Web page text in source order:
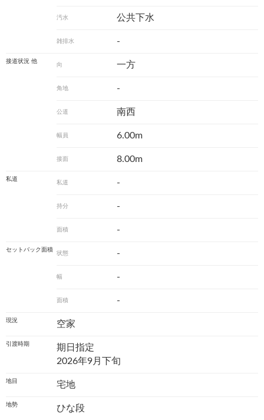
汚水 公共下水
雑排水 -
接道状況 他
向 一方
角地 -
公道 南西
幅員 6.00m
接面 8.00m
私道
私道 -
持分 -
面積 -
セットバック面積
状態 -
幅 -
面積 -
現況 空家
引渡時期
期日指定
2026年9月下旬
地目 宅地
地勢 ひな段